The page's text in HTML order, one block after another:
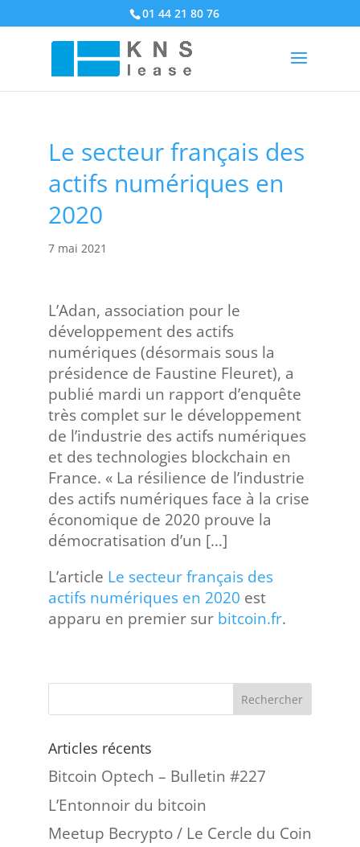
01 44 21 80 76
Le secteur français des
actifs numériques en
2020
7 mai 2021
L’Adan, association pour le
développement des actifs
numériques (désormais sous la
présidence de Faustine Fleuret), a
publié mardi un rapport d’enquête
très complet sur le développement
de l’industrie des actifs numériques
et des technologies blockchain en
France. « La résilience de l’industrie
des actifs numériques face à la crise
économique de 2020 prouve la
démocratisation d’un […]
L’article Le secteur français des
actifs numériques en 2020 est
apparu en premier sur bitcoin.fr.
Articles récents
Bitcoin Optech – Bulletin #227
L’Entonnoir du bitcoin
Meetup Becrypto / Le Cercle du Coin